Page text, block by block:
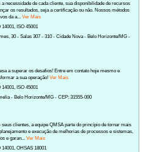
necessidade de cada cliente, sua disponibilidade de recursos
os resultados, seja a certificação ou não. Nossos métodos
da a...Ver Mais
ISO 45001
30 - Salas 307 - 310 - Cidade Nova - Belo Horizonte/MG -
a superar os desafios! Entre em contato hoje mesmo e
a sua operação!Ver Mais
ISO 45001
- Belo Horizonte/MG - CEP: 31555-000
clientes, a equipe QMSA parte do princípio de tornar mais
e execução de melhorias de processos e sistemas,
e garan...Ver Mais
OHSAS 18001